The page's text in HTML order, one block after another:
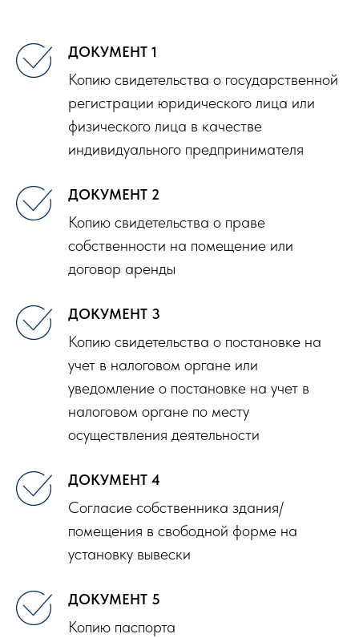
ДОКУМЕНТ 1
Копию свидетельства о государственной
регистрации юридического лица или
физического лица в качестве
индивидуального предпринимателя
ДОКУМЕНТ 2
Копию свидетельства о праве
собственности на помещение или
договор аренды
ДОКУМЕНТ 3
Копию свидетельства о постановке на
учет в налоговом органе или
уведомление о постановке на учет в
налоговом органе по месту
осуществления деятельности
ДОКУМЕНТ 4
Согласие собственника здания/
помещения в свободной форме на
установку вывески
ДОКУМЕНТ 5
Копию паспорта